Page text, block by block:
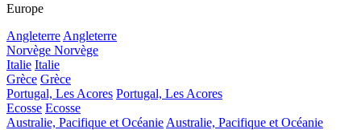
Europe
Angleterre Angleterre
Norvège Norvège
Italie Italie
Grèce Grèce
Portugal, Les Acores Portugal, Les Acores
Ecosse Ecosse
Australie, Pacifique et Océanie Australie, Pacifique et Océanie